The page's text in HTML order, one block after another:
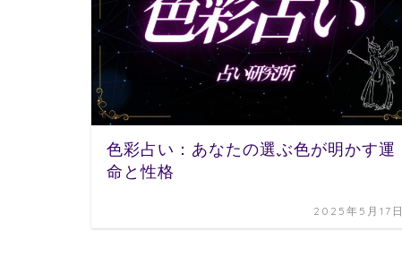
色彩占い：あなたの選ぶ色が明かす運
命と性格
2025年5月17日